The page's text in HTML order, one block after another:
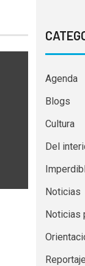
Agenda
Blogs
Cultura
Del
Noticias
Noticias